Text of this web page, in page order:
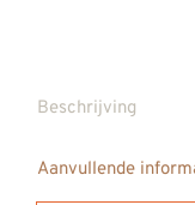
lange
125
Beschrijving
Aanvullende